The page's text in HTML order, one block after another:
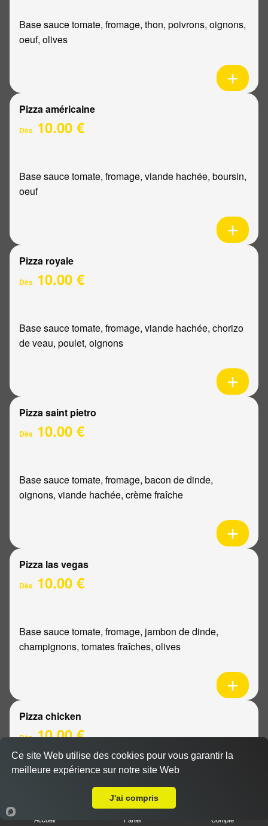
Base sauce tomate, fromage, thon, poivrons, oignons,
oeuf, olives
Pizza américaine
Dès 10.00 €
Base sauce tomate, fromage, viande hachée, boursin,
oeuf
Pizza royale
Dès 10.00 €
Base sauce tomate, fromage, viande hachée, chorizo
de veau, poulet, oignons
Pizza saint pietro
Dès 10.00 €
Base sauce tomate, fromage, bacon de dinde,
oignons, viande hachée, crème fraîche
Pizza las vegas
Dès 10.00 €
Base sauce tomate, fromage, jambon de dinde,
champignons, tomates fraîches, olives
Pizza chicken
Dès10.00 €
Accueil Panier Compte
Ce site Web utilise des cookies pour vous garantir la
meilleure expérience sur notre site Web
J'ai compris